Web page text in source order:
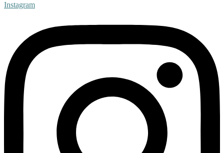
Instagram